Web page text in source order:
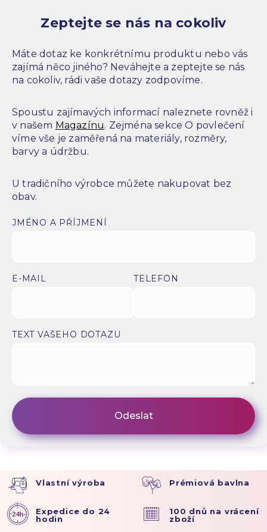
Zeptejte se nás na cokoliv
Máte dotaz ke konkrétnímu produktu nebo vás
zajímá něco jiného? Neváhejte a zeptejte se nás
na cokoliv, rádi vaše dotazy zodpovíme.
Spoustu zajímavých informací naleznete rovněž i
v našem Magazínu. Zejména sekce O povlečení
víme vše je zaměřená na materiály, rozměry,
barvy a údržbu.
U tradičního výrobce můžete nakupovat bez
obav.
JMÉNO A PŘÍJMENÍ
E-MAIL TELEFON
TEXT VAŠEHO DOTAZU
Vlastní výroba Prémiová bavlna
Expedice do 24
hodin
100 dnů na vrácení
zboží